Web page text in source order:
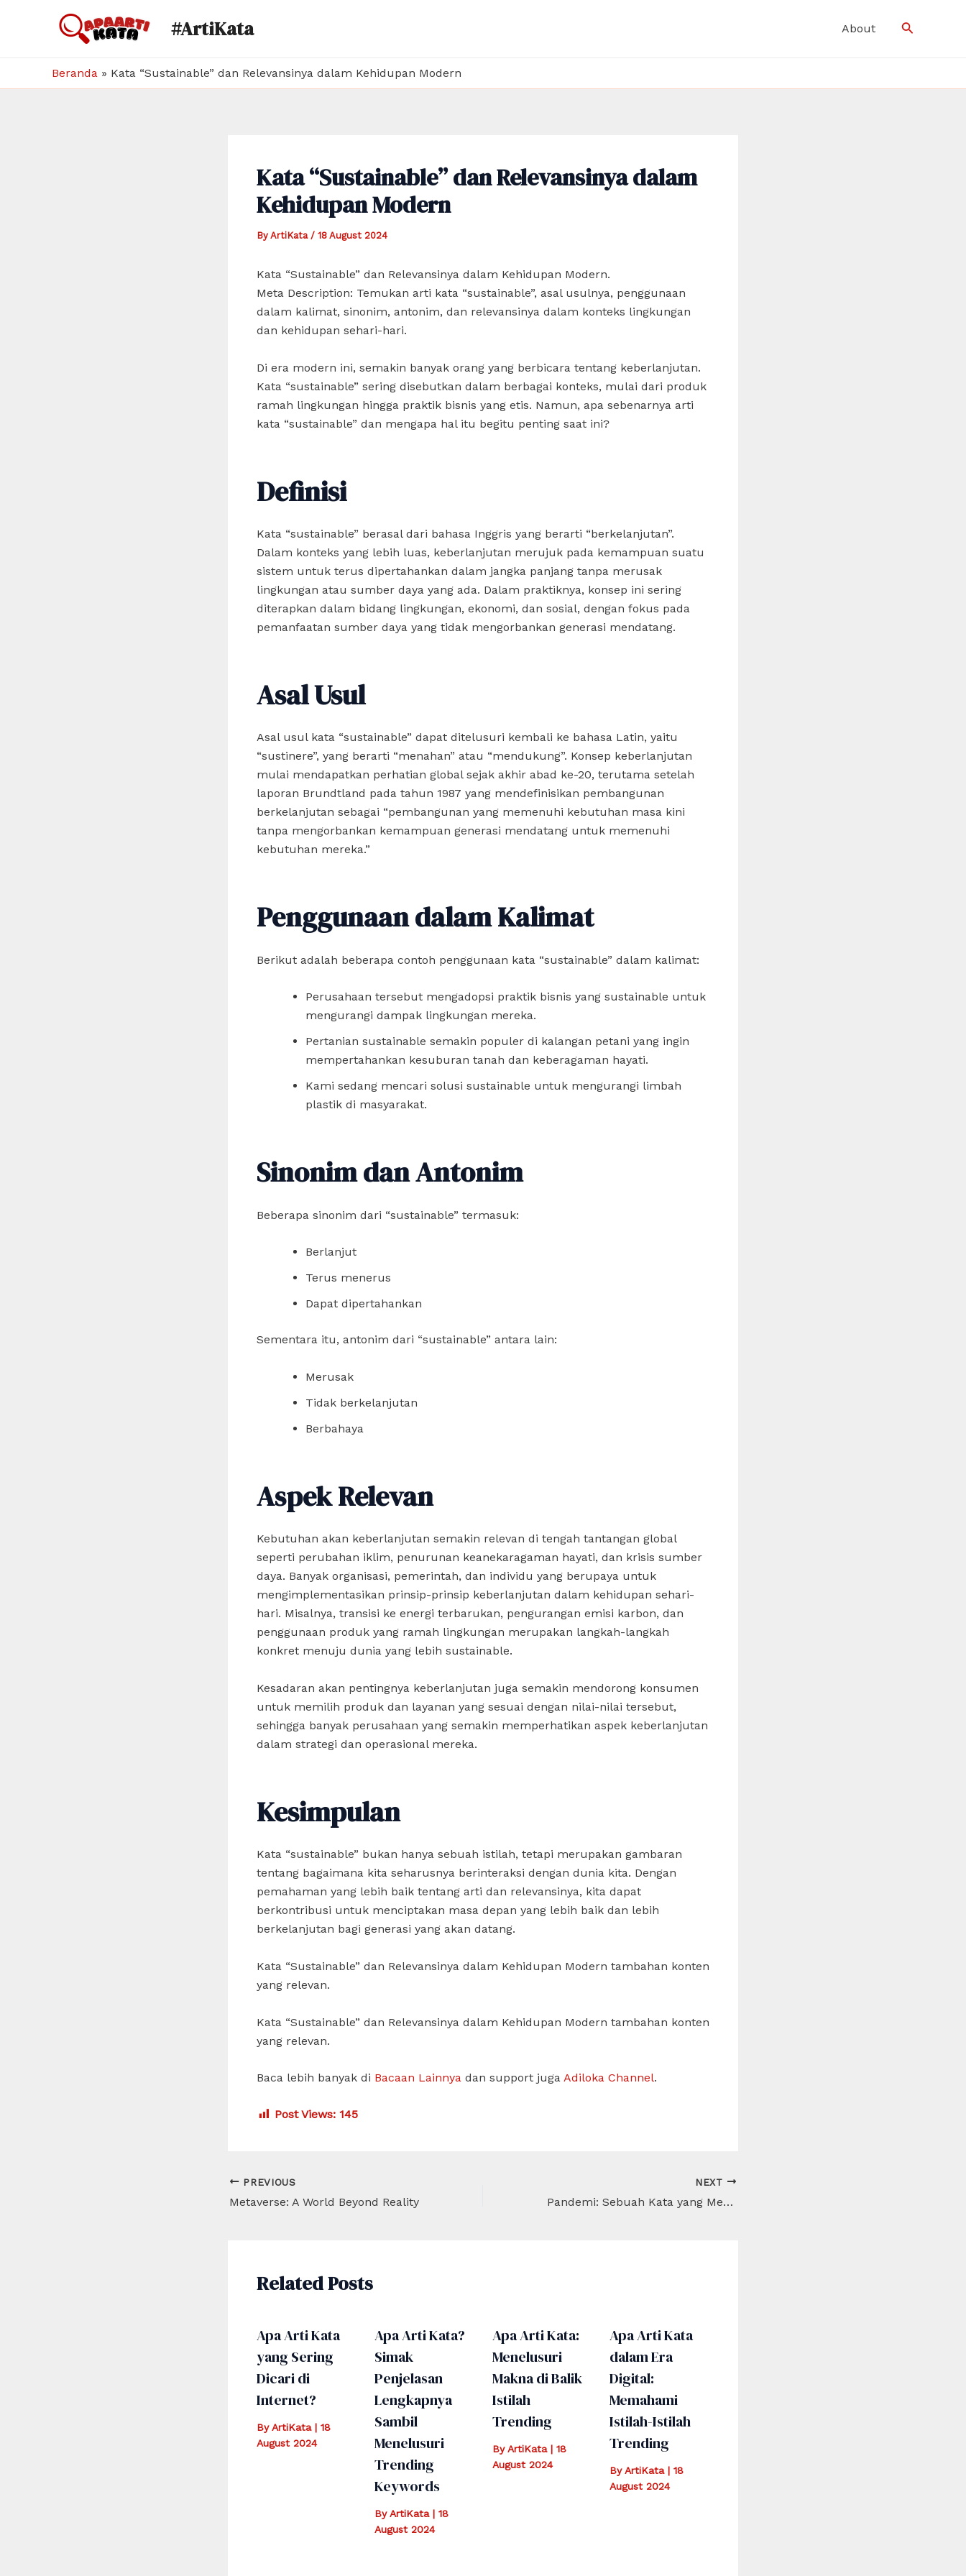
#ArtiKata About Search
Beranda » Kata “Sustainable” dan Relevansinya dalam Kehidupan Modern
Kata “Sustainable” dan Relevansinya dalam
Kehidupan Modern
By ArtiKata / 18 August 2024
Kata “Sustainable” dan Relevansinya dalam Kehidupan Modern.
Meta Description: Temukan arti kata “sustainable”, asal usulnya, penggunaan
dalam kalimat, sinonim, antonim, dan relevansinya dalam konteks lingkungan
dan kehidupan sehari-hari.
Di era modern ini, semakin banyak orang yang berbicara tentang keberlanjutan.
Kata “sustainable” sering disebutkan dalam berbagai konteks, mulai dari produk
ramah lingkungan hingga praktik bisnis yang etis. Namun, apa sebenarnya arti
kata “sustainable” dan mengapa hal itu begitu penting saat ini?
Definisi
Kata “sustainable” berasal dari bahasa Inggris yang berarti “berkelanjutan”.
Dalam konteks yang lebih luas, keberlanjutan merujuk pada kemampuan suatu
sistem untuk terus dipertahankan dalam jangka panjang tanpa merusak
lingkungan atau sumber daya yang ada. Dalam praktiknya, konsep ini sering
diterapkan dalam bidang lingkungan, ekonomi, dan sosial, dengan fokus pada
pemanfaatan sumber daya yang tidak mengorbankan generasi mendatang.
Asal Usul
Asal usul kata “sustainable” dapat ditelusuri kembali ke bahasa Latin, yaitu
“sustinere”, yang berarti “menahan” atau “mendukung”. Konsep keberlanjutan
mulai mendapatkan perhatian global sejak akhir abad ke-20, terutama setelah
laporan Brundtland pada tahun 1987 yang mendefinisikan pembangunan
berkelanjutan sebagai “pembangunan yang memenuhi kebutuhan masa kini
tanpa mengorbankan kemampuan generasi mendatang untuk memenuhi
kebutuhan mereka.”
Penggunaan dalam Kalimat
Berikut adalah beberapa contoh penggunaan kata “sustainable” dalam kalimat:
Perusahaan tersebut mengadopsi praktik bisnis yang sustainable untuk
mengurangi dampak lingkungan mereka.
Pertanian sustainable semakin populer di kalangan petani yang ingin
mempertahankan kesuburan tanah dan keberagaman hayati.
Kami sedang mencari solusi sustainable untuk mengurangi limbah
plastik di masyarakat.
Sinonim dan Antonim
Beberapa sinonim dari “sustainable” termasuk:
Berlanjut
Terus menerus
Dapat dipertahankan
Sementara itu, antonim dari “sustainable” antara lain:
Merusak
Tidak berkelanjutan
Berbahaya
Aspek Relevan
Kebutuhan akan keberlanjutan semakin relevan di tengah tantangan global
seperti perubahan iklim, penurunan keanekaragaman hayati, dan krisis sumber
daya. Banyak organisasi, pemerintah, dan individu yang berupaya untuk
mengimplementasikan prinsip-prinsip keberlanjutan dalam kehidupan sehari-
hari. Misalnya, transisi ke energi terbarukan, pengurangan emisi karbon, dan
penggunaan produk yang ramah lingkungan merupakan langkah-langkah
konkret menuju dunia yang lebih sustainable.
Kesadaran akan pentingnya keberlanjutan juga semakin mendorong konsumen
untuk memilih produk dan layanan yang sesuai dengan nilai-nilai tersebut,
sehingga banyak perusahaan yang semakin memperhatikan aspek keberlanjutan
dalam strategi dan operasional mereka.
Kesimpulan
Kata “sustainable” bukan hanya sebuah istilah, tetapi merupakan gambaran
tentang bagaimana kita seharusnya berinteraksi dengan dunia kita. Dengan
pemahaman yang lebih baik tentang arti dan relevansinya, kita dapat
berkontribusi untuk menciptakan masa depan yang lebih baik dan lebih
berkelanjutan bagi generasi yang akan datang.
Kata “Sustainable” dan Relevansinya dalam Kehidupan Modern tambahan konten
yang relevan.
Kata “Sustainable” dan Relevansinya dalam Kehidupan Modern tambahan konten
yang relevan.
Baca lebih banyak di Bacaan Lainnya dan support juga Adiloka Channel.
Post Views: 145
Post
navigation
PREVIOUS
Metaverse: A World Beyond Reality
NEXT
Pandemi: Sebuah Kata yang Mewakili Perubahan Hidup Global
Related Posts
Apa Arti Kata
yang Sering
Dicari di
Internet?
ByArtiKata | 18
August 2024
Apa Arti Kata?
Simak
Penjelasan
Lengkapnya
Sambil
Menelusuri
Trending
Keywords
ByArtiKata | 18
August 2024
Apa Arti Kata:
Menelusuri
Makna di Balik
Istilah
Trending
ByArtiKata | 18
August 2024
Apa Arti Kata
dalam Era
Digital:
Memahami
Istilah-Istilah
Trending
ByArtiKata |18
August 2024